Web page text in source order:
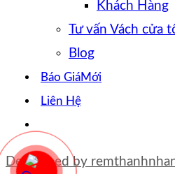
Khách Hàng
Tư vấn Vách cửa
Blog
Báo Giá
Liên Hệ
Developed by